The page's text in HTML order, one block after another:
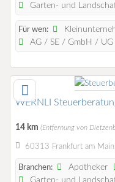
Garten- und
Für wen:
AG / SE / GmbH /
WERNLI
14 km (Entfernung von
60313 Frankfurt am
Branchen: Apotheker
Garten- und